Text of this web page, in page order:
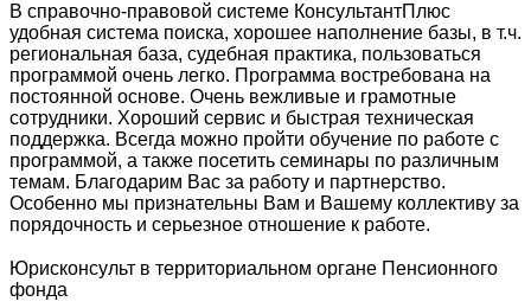
В справочно-правовой системе КонсультантПлюс
удобная система поиска, хорошее наполнение базы, в т.ч.
региональная база, судебная практика, пользоваться
программой очень легко. Программа востребована на
постоянной основе. Очень вежливые и грамотные
сотрудники. Хороший сервис и быстрая техническая
поддержка. Всегда можно пройти обучение по работе с
программой, а также посетить семинары по различным
темам. Благодарим Вас за работу и партнерство.
Особенно мы признательны Вам и Вашему коллективу за
порядочность и серьезное отношение к работе.
Юрисконсульт в территориальном органе Пенсионного
фонда